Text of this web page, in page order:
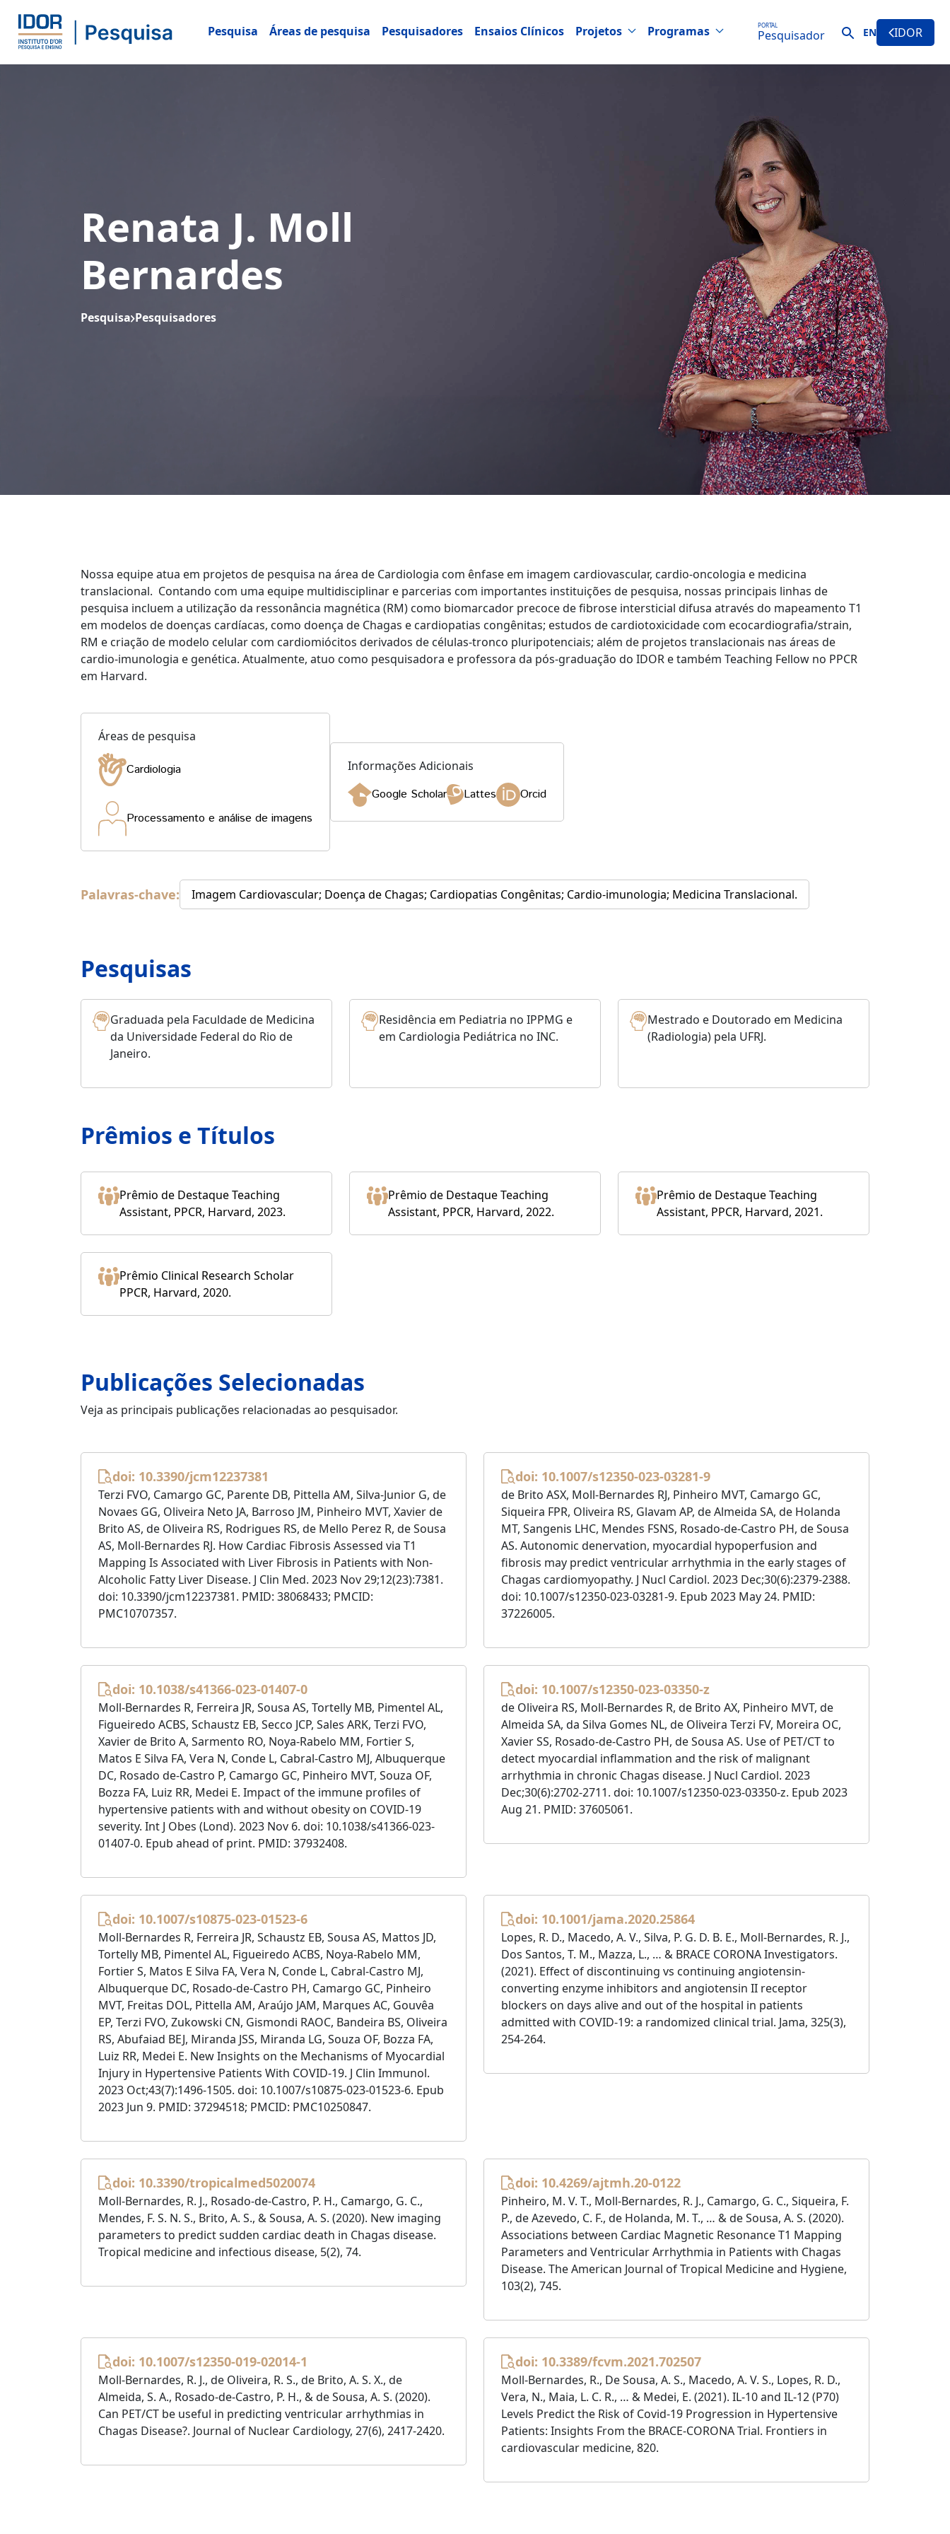
Pesquisa Áreas de pesquisa Pesquisadores Ensaios Clínicos Projetos Programas PORTAL
Pesquisador EN IDOR
Renata J. Moll
Bernardes
Pesquisa Pesquisadores
Nossa equipe atua em projetos de pesquisa na área de Cardiologia com ênfase em imagem cardiovascular, cardio-oncologia e medicina
translacional. Contando com uma equipe multidisciplinar e parcerias com importantes instituições de pesquisa, nossas principais linhas de
pesquisa incluem a utilização da ressonância magnética (RM) como biomarcador precoce de fibrose intersticial difusa através do mapeamento T1
em modelos de doenças cardíacas, como doença de Chagas e cardiopatias congênitas; estudos de cardiotoxicidade com ecocardiografia/strain,
RM e criação de modelo celular com cardiomiócitos derivados de células-tronco pluripotenciais; além de projetos translacionais nas áreas de
cardio-imunologia e genética. Atualmente, atuo como pesquisadora e professora da pós-graduação do IDOR e também Teaching Fellow no PPCR
em Harvard.
Áreas de pesquisa
Cardiologia
Processamento e análise de imagens
Informações Adicionais
Google Scholar Lattes Orcid
Palavras-chave: Imagem Cardiovascular; Doença de Chagas; Cardiopatias Congênitas; Cardio-imunologia; Medicina Translacional.
Pesquisas
Graduada pela Faculdade de Medicina
da Universidade Federal do Rio de
Janeiro.
Residência em Pediatria no IPPMG e
em Cardiologia Pediátrica no INC.
Mestrado e Doutorado em Medicina
(Radiologia) pela UFRJ.
Prêmios e Títulos
Prêmio de Destaque Teaching
Assistant, PPCR, Harvard, 2023.
Prêmio de Destaque Teaching
Assistant, PPCR, Harvard, 2022.
Prêmio de Destaque Teaching
Assistant, PPCR, Harvard, 2021.
Prêmio Clinical Research Scholar
PPCR, Harvard, 2020.
Publicações Selecionadas
Veja as principais publicações relacionadas ao pesquisador.
doi: 10.3390/jcm12237381
Terzi FVO, Camargo GC, Parente DB, Pittella AM, Silva-Junior G, de
Novaes GG, Oliveira Neto JA, Barroso JM, Pinheiro MVT, Xavier de
Brito AS, de Oliveira RS, Rodrigues RS, de Mello Perez R, de Sousa
AS, Moll-Bernardes RJ. How Cardiac Fibrosis Assessed via T1
Mapping Is Associated with Liver Fibrosis in Patients with Non-
Alcoholic Fatty Liver Disease. J Clin Med. 2023 Nov 29;12(23):7381.
doi: 10.3390/jcm12237381. PMID: 38068433; PMCID:
PMC10707357.
doi: 10.1007/s12350-023-03281-9
de Brito ASX, Moll-Bernardes RJ, Pinheiro MVT, Camargo GC,
Siqueira FPR, Oliveira RS, Glavam AP, de Almeida SA, de Holanda
MT, Sangenis LHC, Mendes FSNS, Rosado-de-Castro PH, de Sousa
AS. Autonomic denervation, myocardial hypoperfusion and
fibrosis may predict ventricular arrhythmia in the early stages of
Chagas cardiomyopathy. J Nucl Cardiol. 2023 Dec;30(6):2379-2388.
doi: 10.1007/s12350-023-03281-9. Epub 2023 May 24. PMID:
37226005.
doi: 10.1038/s41366-023-01407-0
Moll-Bernardes R, Ferreira JR, Sousa AS, Tortelly MB, Pimentel AL,
Figueiredo ACBS, Schaustz EB, Secco JCP, Sales ARK, Terzi FVO,
Xavier de Brito A, Sarmento RO, Noya-Rabelo MM, Fortier S,
Matos E Silva FA, Vera N, Conde L, Cabral-Castro MJ, Albuquerque
DC, Rosado de-Castro P, Camargo GC, Pinheiro MVT, Souza OF,
Bozza FA, Luiz RR, Medei E. Impact of the immune profiles of
hypertensive patients with and without obesity on COVID-19
severity. Int J Obes (Lond). 2023 Nov 6. doi: 10.1038/s41366-023-
01407-0. Epub ahead of print. PMID: 37932408.
doi: 10.1007/s12350-023-03350-z
de Oliveira RS, Moll-Bernardes R, de Brito AX, Pinheiro MVT, de
Almeida SA, da Silva Gomes NL, de Oliveira Terzi FV, Moreira OC,
Xavier SS, Rosado-de-Castro PH, de Sousa AS. Use of PET/CT to
detect myocardial inflammation and the risk of malignant
arrhythmia in chronic Chagas disease. J Nucl Cardiol. 2023
Dec;30(6):2702-2711. doi: 10.1007/s12350-023-03350-z. Epub 2023
Aug 21. PMID: 37605061.
doi: 10.1007/s10875-023-01523-6
Moll-Bernardes R, Ferreira JR, Schaustz EB, Sousa AS, Mattos JD,
Tortelly MB, Pimentel AL, Figueiredo ACBS, Noya-Rabelo MM,
Fortier S, Matos E Silva FA, Vera N, Conde L, Cabral-Castro MJ,
Albuquerque DC, Rosado-de-Castro PH, Camargo GC, Pinheiro
MVT, Freitas DOL, Pittella AM, Araújo JAM, Marques AC, Gouvêa
EP, Terzi FVO, Zukowski CN, Gismondi RAOC, Bandeira BS, Oliveira
RS, Abufaiad BEJ, Miranda JSS, Miranda LG, Souza OF, Bozza FA,
Luiz RR, Medei E. New Insights on the Mechanisms of Myocardial
Injury in Hypertensive Patients With COVID-19. J Clin Immunol.
2023 Oct;43(7):1496-1505. doi: 10.1007/s10875-023-01523-6. Epub
2023 Jun 9. PMID: 37294518; PMCID: PMC10250847.
doi: 10.1001/jama.2020.25864
Lopes, R. D., Macedo, A. V., Silva, P. G. D. B. E., Moll-Bernardes, R. J.,
Dos Santos, T. M., Mazza, L., … & BRACE CORONA Investigators.
(2021). Effect of discontinuing vs continuing angiotensin-
converting enzyme inhibitors and angiotensin II receptor
blockers on days alive and out of the hospital in patients
admitted with COVID-19: a randomized clinical trial. Jama, 325(3),
254-264.
doi: 10.3390/tropicalmed5020074
Moll-Bernardes, R. J., Rosado-de-Castro, P. H., Camargo, G. C.,
Mendes, F. S. N. S., Brito, A. S., & Sousa, A. S. (2020). New imaging
parameters to predict sudden cardiac death in Chagas disease.
Tropical medicine and infectious disease, 5(2), 74.
doi: 10.4269/ajtmh.20-0122
Pinheiro, M. V. T., Moll-Bernardes, R. J., Camargo, G. C., Siqueira, F.
P., de Azevedo, C. F., de Holanda, M. T., … & de Sousa, A. S. (2020).
Associations between Cardiac Magnetic Resonance T1 Mapping
Parameters and Ventricular Arrhythmia in Patients with Chagas
Disease. The American Journal of Tropical Medicine and Hygiene,
103(2), 745.
doi: 10.1007/s12350-019-02014-1
Moll-Bernardes, R. J., de Oliveira, R. S., de Brito, A. S. X., de
Almeida, S. A., Rosado-de-Castro, P. H., & de Sousa, A. S. (2020).
Can PET/CT be useful in predicting ventricular arrhythmias in
Chagas Disease?. Journal of Nuclear Cardiology, 27(6), 2417-2420.
doi: 10.3389/fcvm.2021.702507
Moll-Bernardes, R., De Sousa, A. S., Macedo, A. V. S., Lopes, R. D.,
Vera, N., Maia, L. C. R., … & Medei, E. (2021). IL-10 and IL-12 (P70)
Levels Predict the Risk of Covid-19 Progression in Hypertensive
Patients: Insights From the BRACE-CORONA Trial. Frontiers in
cardiovascular medicine, 820.